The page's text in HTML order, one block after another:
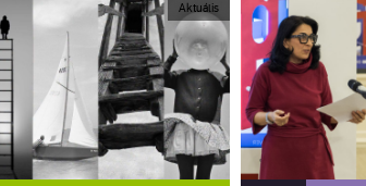
Aktuális